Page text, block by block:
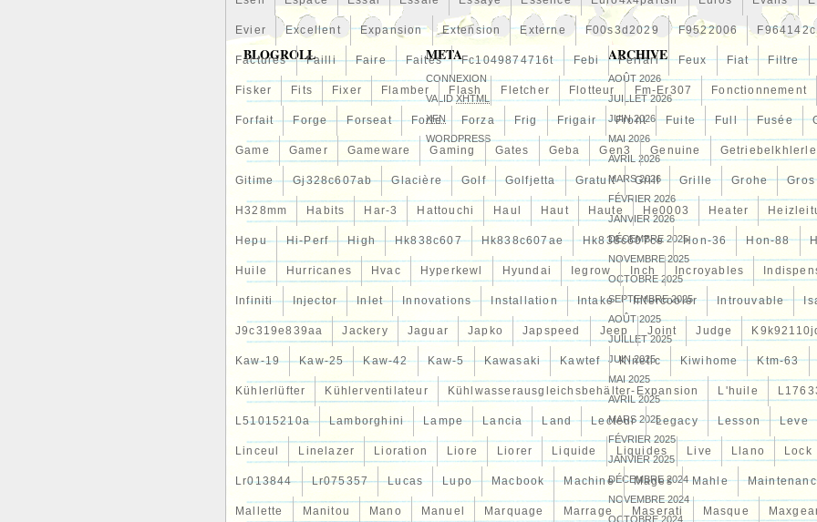
Evier Excellent Expansion Extension Externe F00s3d2029 F9522006 F964142c
Factures Failli Faire Faites Fc1049874716t Febi Ferrari Feux Fiat Filtre
Fisker Fits Fixer Flamber Flash Fletcher Flotteur Fm-Er307 Fonctionnement
Forfait Forge Forseat Forte Forza Frig Frigair Front Fuite Full Fusée
Game Gamer Gameware Gaming Gates Geba Gen3 Genuine
Gitime Gj328c607ab Glacière Golf Golfjetta Gratuit Grill Grille Grohe Gros
H328mm Habits Har-3 Hattouchi Haul Haut Haute He0003 Heater
Hepu Hi-Perf High Hk838c607 Hk838c607ae Hk838c607ce Hon-36 Hon-88
Huile Hurricanes Hvac Hyperkewl Hyundai Iegrow Inch Incroyables
Infiniti Injector Inlet Innovations Installation Intake Intercooler Introuvable
J9c319e839aa Jackery Jaguar Japko Japspeed Jeep Joint Judge
Kaw-19 Kaw-25 Kaw-42 Kaw-5 Kawasaki Kawtef Kinetic Kiwihome Ktm-63
Kühlerlüfter Kühlerventilateur Kühlwasserausgleichsbehälter-Expansion L'huile
L51015210a Lamborghini Lampe Lancia Land Lecteur Legacy Lesson Leve
Linceul Linelazer Lioration Liore Liorer Liquide Liquides Live Llano Lock
Lr013844 Lr075357 Lucas Lupo Macbook Machine Mages Mahle
Mallette Manitou Mano Manuel Marquage Marrage Maserati Masque
BLOGROLL META
CONNEXION
VALIDXHTML
XFN
WORDPRESS
ARCHIVE
AOÛT 2026
JUILLET 2026
JUIN 2026
MAI 2026
AVRIL 2026
MARS 2026
FÉVRIER 2026
JANVIER 2026
DÉCEMBRE 2025
NOVEMBRE 2025
OCTOBRE 2025
SEPTEMBRE 2025
AOÛT 2025
JUILLET 2025
JUIN 2025
MAI 2025
AVRIL 2025
MARS 2025
FÉVRIER 2025
JANVIER 2025
DÉCEMBRE 2024
NOVEMBRE 2024
OCTOBRE 2024